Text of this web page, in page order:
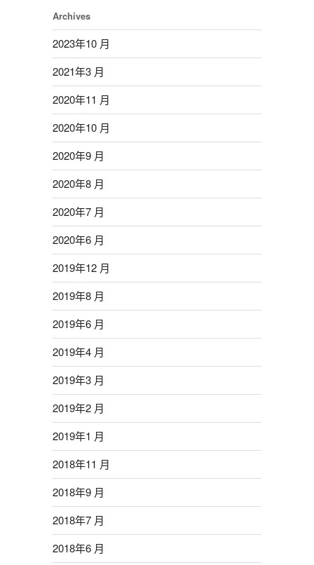
Archives
2023年10 月
2021年3 月
2020年11 月
2020年10 月
2020年9 月
2020年8 月
2020年7 月
2020年6 月
2019年12 月
2019年8 月
2019年6 月
2019年4 月
2019年3 月
2019年2 月
2019年1 月
2018年11 月
2018年9 月
2018年7 月
2018年6 月